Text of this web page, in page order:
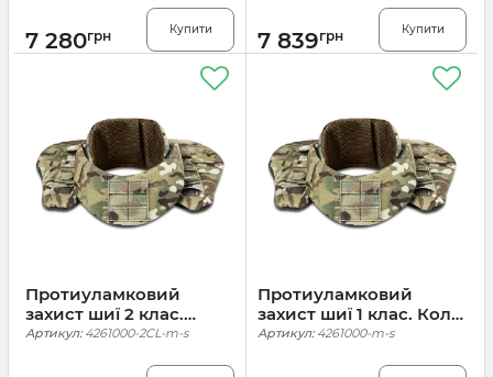
7 280грн Купити 7 839грн Купити
Протиуламковий
захист шиї 2 клас.
Колір Мультикам
Артикул:4261000-2CL-m-s
Протиуламковий
захист шиї 1 клас. Колір
Мультикам
Артикул:4261000-m-s